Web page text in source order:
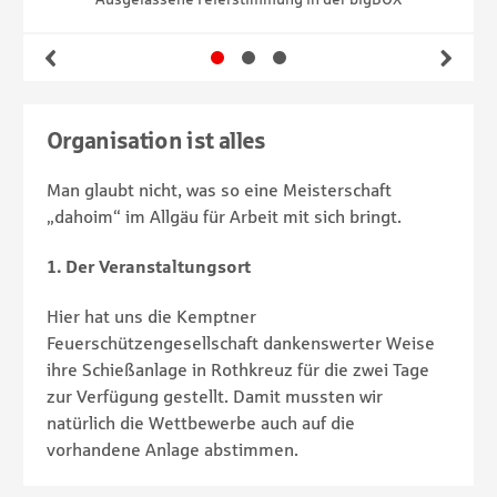
Gehe zu Slide 1
Gehe zu Slide 2
Organisation ist alles
Man glaubt nicht, was so eine Meisterschaft
„dahoim“ im Allgäu für Arbeit mit sich bringt.
1. Der Veranstaltungsort
Hier hat uns die Kemptner
Feuerschützengesellschaft dankenswerter Weise
ihre Schießanlage in Rothkreuz für die zwei Tage
zur Verfügung gestellt. Damit mussten wir
natürlich die Wettbewerbe auch auf die
vorhandene Anlage abstimmen.